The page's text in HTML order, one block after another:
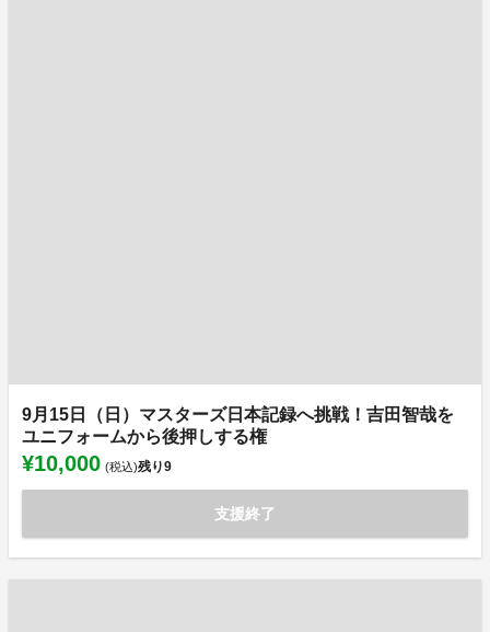
9月15日（日）マスターズ日本記録へ挑戦！吉田智哉を
ユニフォームから後押しする権
¥10,000 (税込)残り9
支援終了